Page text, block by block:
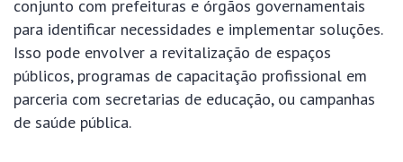
conjunto com prefeituras e órgãos governamentais
para identificar necessidades e implementar soluções.
Isso pode envolver a revitalização de espaços
públicos, programas de capacitação profissional em
parceria com secretarias de educação, ou campanhas
de saúde pública.